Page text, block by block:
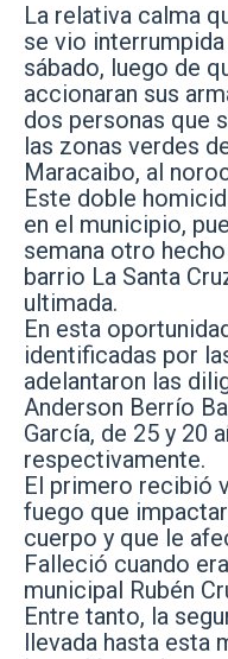
La relativa calma
se vio
sábado, luego de
accionaran sus
dos personas que
las zonas verdes
Maracaibo, al
Este doble
en el municipio,
semana otro
barrio La Santa
ultimada.
En esta
identificadas por
adelantaron las
Anderson Berrío
García, de 25 y 20
respectivamente.
El primero recibió
fuego que
cuerpo y que le
Falleció cuando
municipal Rubén
Entre tanto, la
llevada hasta esta